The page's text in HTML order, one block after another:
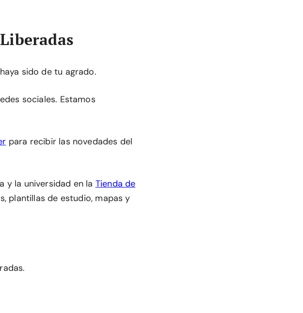
sido de tu agrado.
sociales. Estamos
para recibir las novedades del
y la universidad en la Tienda de
plantillas de estudio, mapas y